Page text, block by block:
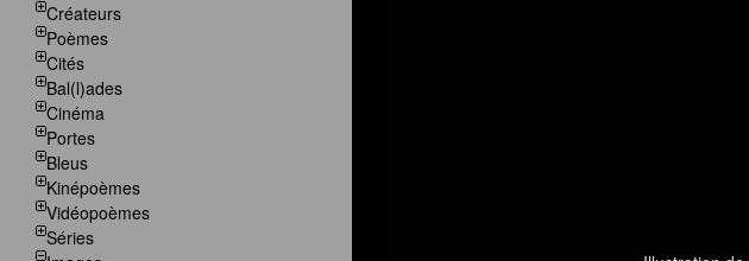
Créateurs
Poèmes
Cités
Bal(l)ades
Cinéma
Portes
Bleus
Kinépoèmes
Vidéopoèmes
Séries